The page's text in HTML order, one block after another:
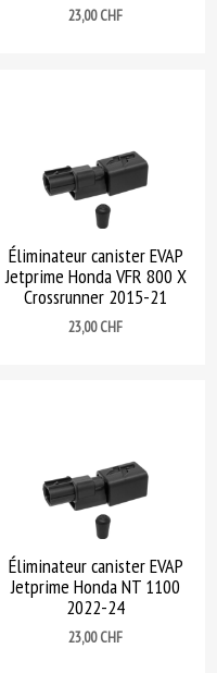
Prix
23,00 CHF
Éliminateur canister EVAP
Jetprime Honda VFR 800 X
Crossrunner 2015-21
Prix
23,00 CHF
Éliminateur canister EVAP
Jetprime Honda NT 1100
2022-24
Prix
23,00 CHF